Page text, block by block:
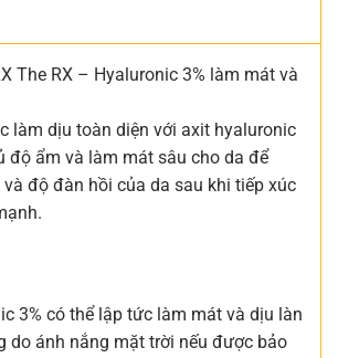
The RX – Hyaluronic 3% làm mát và
làm dịu toàn diện với axit hyaluronic
độ ẩm và làm mát sâu cho da để
độ đàn hồi của da sau khi tiếp xúc
3% có thể lập tức làm mát và dịu làn
do ánh nắng mặt trời nếu được bảo